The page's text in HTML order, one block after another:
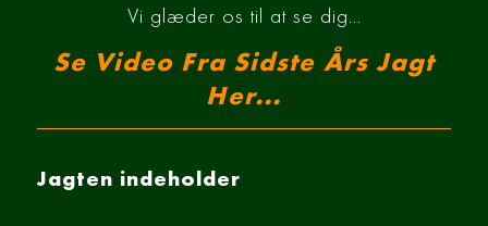
Vi glæder os til at se dig…
Se Video Fra Sidste Års Jagt
Her...
Jagten indeholder